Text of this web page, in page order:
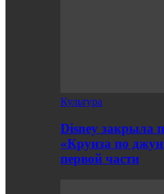
Культура
Disney закрыла
«Круиза по
первой части